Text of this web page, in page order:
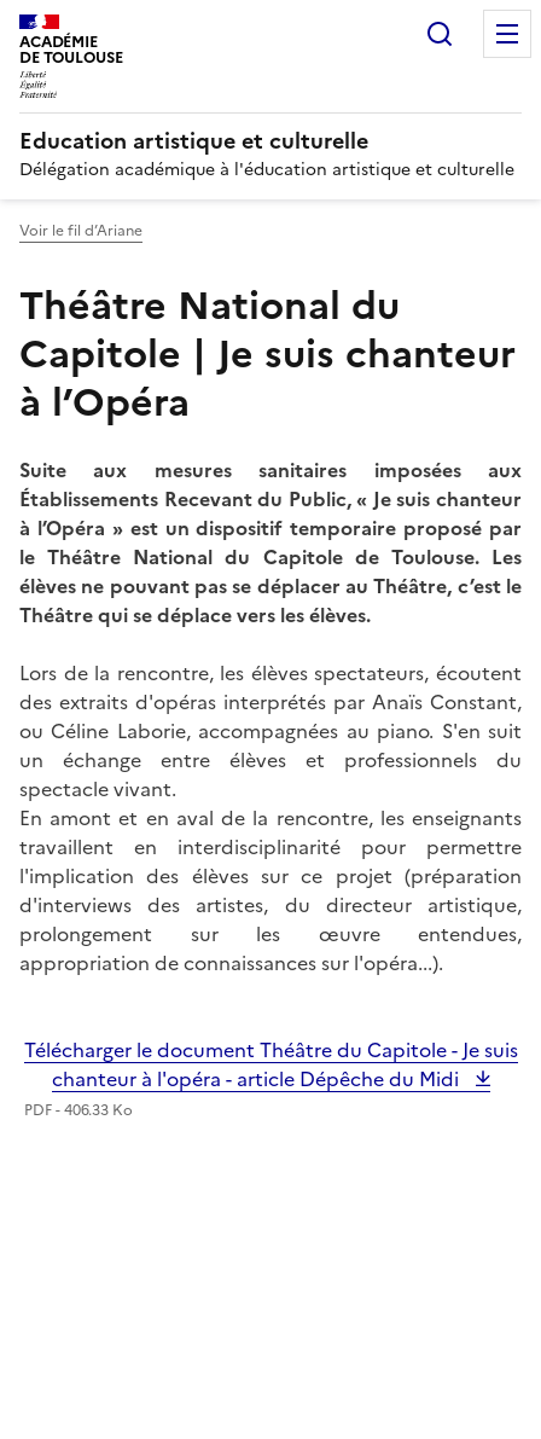
ACADÉMIE
DE TOULOUSE
Education artistique et culturelle
Délégation académique à l'éducation artistique et culturelle
Voir le fil d’Ariane
Théâtre National du
Capitole | Je suis chanteur
à l’Opéra
Suite aux mesures sanitaires imposées aux
Établissements Recevant du Public, « Je suis chanteur
à l’Opéra » est un dispositif temporaire proposé par
le Théâtre National du Capitole de Toulouse. Les
élèves ne pouvant pas se déplacer au Théâtre, c’est le
Théâtre qui se déplace vers les élèves.
Lors de la rencontre, les élèves spectateurs, écoutent
des extraits d'opéras interprétés par Anaïs Constant,
ou Céline Laborie, accompagnées au piano. S'en suit
un échange entre élèves et professionnels du
spectacle vivant.
En amont et en aval de la rencontre, les enseignants
travaillent en interdisciplinarité pour permettre
l'implication des élèves sur ce projet (préparation
d'interviews des artistes, du directeur artistique,
prolongement sur les œuvre entendues,
appropriation de connaissances sur l'opéra...).
Télécharger le document Théâtre du Capitole - Je suis
chanteur à l'opéra - article Dépêche du Midi
PDF - 406.33 Ko